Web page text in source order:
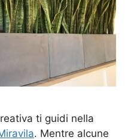
ti guidi nella
. Mentre alcune